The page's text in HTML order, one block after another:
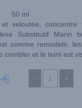
50 ml
veloutée, concentre
Substitutif Marin
comme remodelé,
et le teint est
€ - +